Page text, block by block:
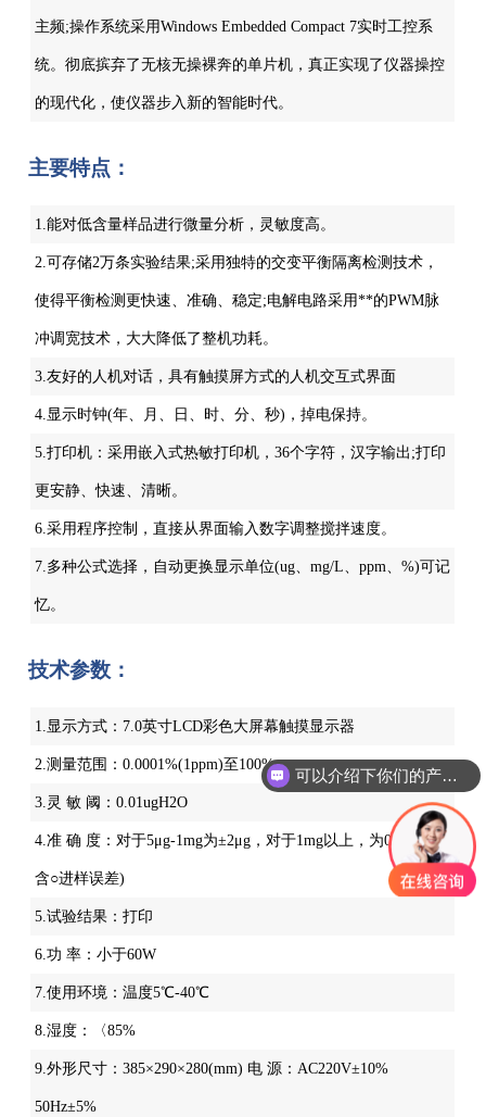
主频;操作系统采用Windows Embedded Compact 7实时工控系
统。彻底摈弃了无核无操裸奔的单片机，真正实现了仪器操控
的现代化，使仪器步入新的智能时代。
主要特点：
1.能对低含量样品进行微量分析，灵敏度高。
2.可存储2万条实验结果;采用独特的交变平衡隔离检测技术，
使得平衡检测更快速、准确、稳定;电解电路采用**的PWM脉
冲调宽技术，大大降低了整机功耗。
3.友好的人机对话，具有触摸屏方式的人机交互式界面
4.显示时钟(年、月、日、时、分、秒)，掉电保持。
5.打印机：采用嵌入式热敏打印机，36个字符，汉字输出;打印
更安静、快速、清晰。
6.采用程序控制，直接从界面输入数字调整搅拌速度。
7.多种公式选择，自动更换显示单位(ug、mg/L、ppm、%)可记
忆。
技术参数：
1.显示方式：7.0英寸LCD彩色大屏幕触摸显示器
2.测量范围：0.0001%(1ppm)至100%
3.灵 敏 阈：0.01ugH2O
4.准 确 度：对于5μg-1mg为±2μg，对于1mg以上，为0.2%(不
含○进样误差)
5.试验结果：打印
6.功 率：小于60W
7.使用环境：温度5℃-40℃
8.湿度：〈85%
9.外形尺寸：385×290×280(mm) 电 源：AC220V±10%
50Hz±5%
可以介绍下你们的产品么
你们是怎么收费的呢